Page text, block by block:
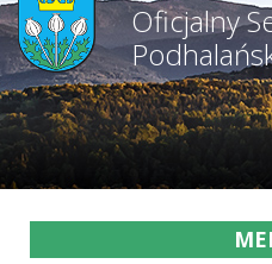
Oficjalny